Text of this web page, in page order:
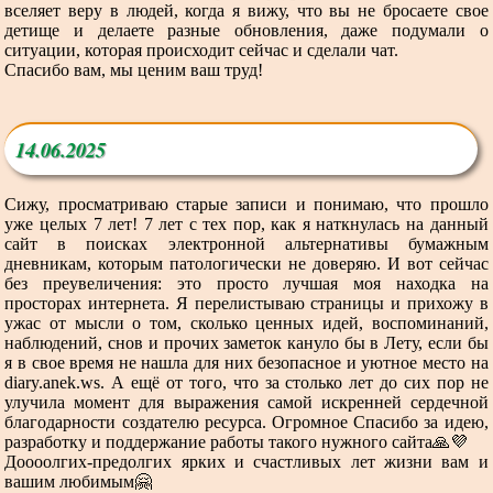
вселяет веру в людей, когда я вижу, что вы не бросаете свое
детище и делаете разные обновления, даже подумали о
ситуации, которая происходит сейчас и сделали чат.
Спасибо вам, мы ценим ваш труд!
14.06.2025
Сижу, просматриваю старые записи и понимаю, что прошло
уже целых 7 лет! 7 лет с тех пор, как я наткнулась на данный
сайт в поисках электронной альтернативы бумажным
дневникам, которым патологически не доверяю. И вот сейчас
без преувеличения: это просто лучшая моя находка на
просторах интернета. Я перелистываю страницы и прихожу в
ужас от мысли о том, сколько ценных идей, воспоминаний,
наблюдений, снов и прочих заметок кануло бы в Лету, если бы
я в свое время не нашла для них безопасное и уютное место на
diary.anek.ws. А ещё от того, что за столько лет до сих пор не
улучила момент для выражения самой искренней сердечной
благодарности создателю ресурса. Огромное Спасибо за идею,
разработку и поддержание работы такого нужного сайта🙏💜
Доооолгих-предолгих ярких и счастливых лет жизни вам и
вашим любимым🤗